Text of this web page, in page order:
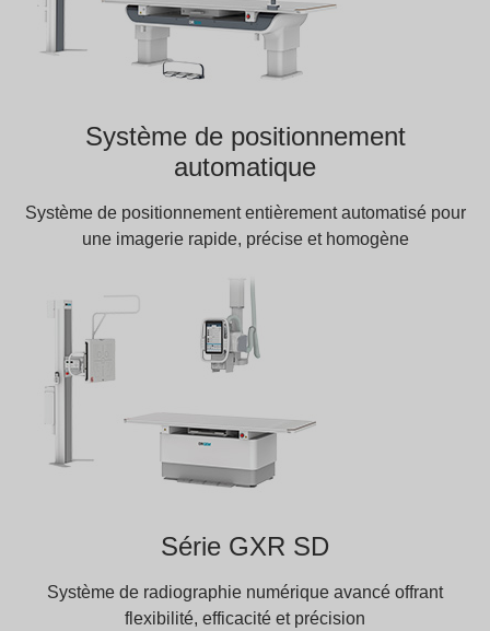
Système de positionnement
automatique
Système de positionnement entièrement automatisé pour
une imagerie rapide, précise et homogène
Série GXR SD
Système de radiographie numérique avancé offrant
flexibilité, efficacité et précision